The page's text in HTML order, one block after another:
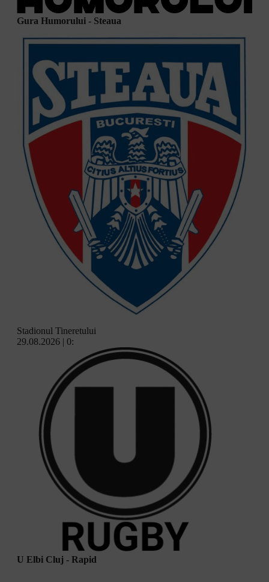
Gura Humorului - Steaua
Stadionul Tineretului
29.08.2026 | 0:
U Elbi Cluj - Rapid